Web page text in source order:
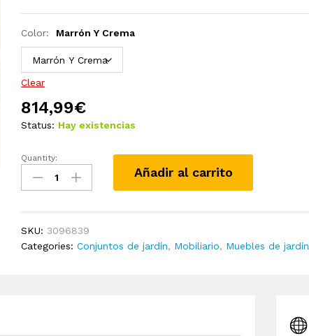
Color: Marrón Y Crema
Clear
814,99€
Status: Hay existencias
Juego
muebles
10
pzas
Quantity:
Añadir al carrito
SKU:3096839
Categories:Conjuntos de jardín, Mobiliario, Muebles de jardín